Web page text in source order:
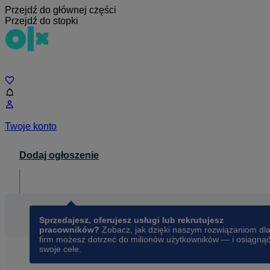
Przejdź do głównej części
Przejdź do stopki
Twoje konto
Dodaj ogłoszenie
Sprzedajesz, oferujesz usługi lub rekrutujesz
pracowników? Zobacz, jak dzięki naszym rozwiązaniom dla
firm możesz dotrzeć do milionów użytkowników — i osiągnąć
swoje cele.